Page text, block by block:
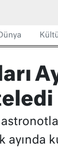
ayında